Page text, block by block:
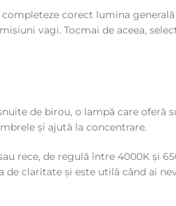
corect lumina
vagi. Tocmai de aceea,
de birou, o lampă care oferă
și ajută la concentrare.
rece, de regulă între 4000K și
claritate și este utilă când ai